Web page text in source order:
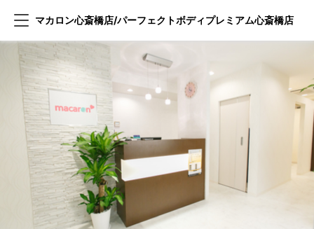
マカロン心斎橋店/パーフェクトボディプレミアム心斎橋店